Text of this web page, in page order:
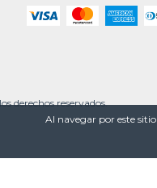
Al navegar por este sitio
derechos reservados.